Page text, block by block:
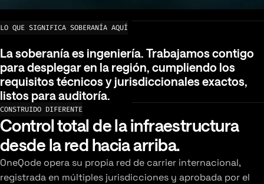
LO QUE SIGNIFICA SOBERANÍA AQUÍ
La soberanía es ingeniería. Trabajamos contigo
Lasoberaníaesingeniería.Trabajamoscontigo
paradesplegaren laregión,cumpliendolos
requisitostécnicosyjurisdiccionalesexactos,
listosparaauditoría.
CONSTRUIDO DIFERENTE
Control total de la infraestructura
desde la red hacia arriba.
OneQode opera su propia red de carrier internacional,
registrada en múltiples jurisdicciones y aprobada por el